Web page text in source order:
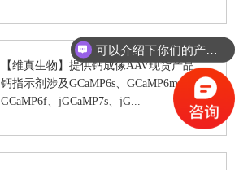
【维真生物】提供钙成像AAV现货产品，
钙指示剂涉及GCaMP6s、GCaMP6m、
GCaMP6f、jGCaMP7s、jG...
可以介绍下你们的产品么？